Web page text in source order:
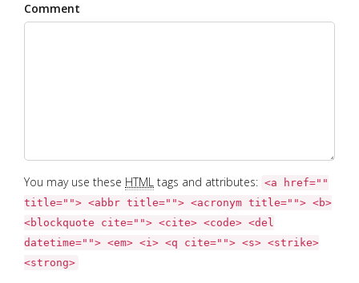
Comment
You may use these HTML tags and attributes: <a href=""
title=""> <abbr title=""> <acronym title=""> <b>
<blockquote cite=""> <cite> <code> <del
datetime=""> <em> <i> <q cite=""> <s> <strike>
<strong>